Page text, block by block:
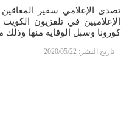
تصدى الإعلامي سفير المعاقين
الإعلاميين في تلفزيون
كورونا وسبل الوقايه منها
تاريخ النشر: 2020/05/22